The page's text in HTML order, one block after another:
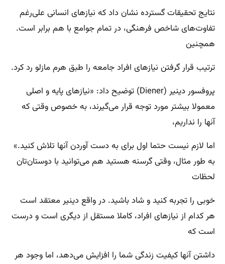
نتایج تحقیقات گسترده نشان داد که نیازهای انسانی علی‌رغم
تفاوت‌های شاخص فرهنگی، در تمام جوامع با هم برابر است.
همچنین
ترتیب قرار گرفتن نیازهای افراد جامعه را طبق هرم مازلو رد کرد.
پروفسور دینیر (Diener) توضیح داد: «نیازهای پایه و اصلی
معمولا بیشتر مورد توجه قرار می‌گیرند، به خصوص وقتی که
آنها را نداریم،
اما لازم نیست حتما اول برای به دست آوردن آنها تلاش کنید.»
به طور مثال، وقتی گرسنه هستید هم می‌توانید با دوستان‌تان
لحظات
خوبی را تجربه کنید و شاد باشید. در واقع دینیر معتقد است
هر کدام از نیازهای افراد، کاملا مستقل از دیگری است و درست
است که
داشتن آنها کیفیت زندگی شما را افزایش می‌دهد، اما وجود هر